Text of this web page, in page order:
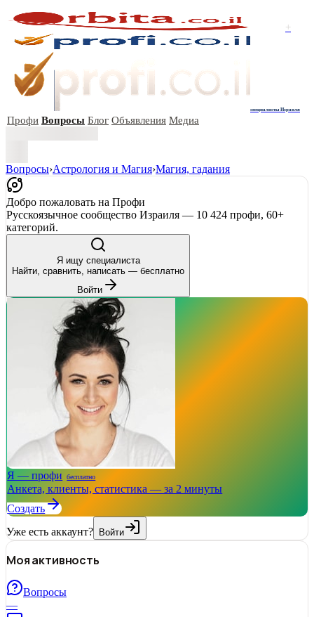
+
специалисты Израиля
Профи Вопросы Блог Объявления Медиа
Вопросы›Астрология и Магия›Магия, гадания
Добро пожаловать на Профи
Русскоязычное сообщество Израиля — 10 424 профи, 60+
категорий.
Я ищу специалиста
Найти, сравнить, написать — бесплатно
Войти
Я — профи бесплатно
Анкета, клиенты, статистика — за 2 минуты
Создать
Уже есть аккаунт? Войти
Моя активность
Вопросы
—